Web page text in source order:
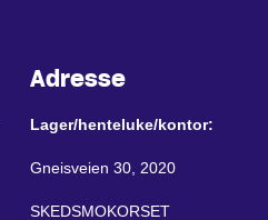
Adresse
Lager/henteluke/kontor:
Gneisveien 30, 2020
SKEDSMOKORSET